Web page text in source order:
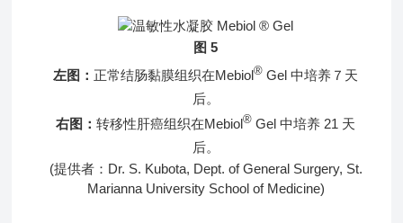
图 5
左图： 正常结肠黏膜组织在Mebiol® Gel 中培养７天
后。
右图：转移性肝癌组织在Mebiol® Gel 中培养 21 天
后。
(提供者：Dr. S. Kubota, Dept. of General Surgery, St.
Marianna University School of Medicine)